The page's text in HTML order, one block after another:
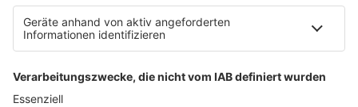
SUNSHINE LIVE 24/7 ELECTRONIC